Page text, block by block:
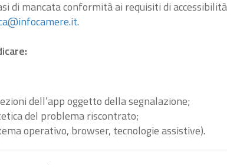
di mancata conformità ai requisiti di
.
dell’app oggetto della segnalazione;
del problema riscontrato;
operativo, browser, tecnologie assistive).